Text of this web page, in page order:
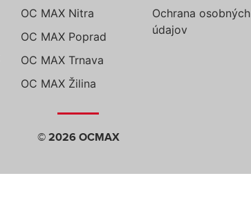
OC MAX Nitra
OC MAX Poprad
OC MAX Trnava
OC MAX Žilina
Ochrana osobných
údajov
© 2026 OCMAX